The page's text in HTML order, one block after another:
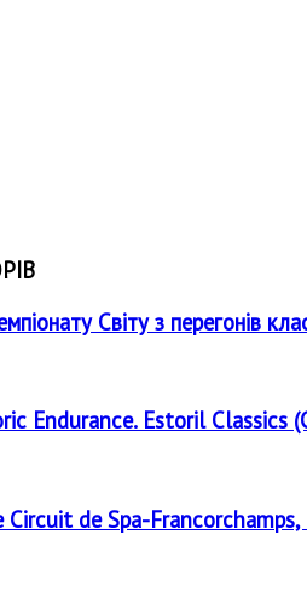
Світу з перегонів
Endurance. Estoril Classics
Circuit de Spa-Francorchamps,